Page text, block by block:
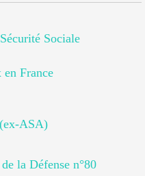
Sociale
en France
ASA)
la Défense n°80